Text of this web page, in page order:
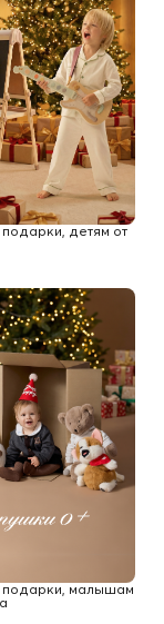
детям от
подарки, малышам